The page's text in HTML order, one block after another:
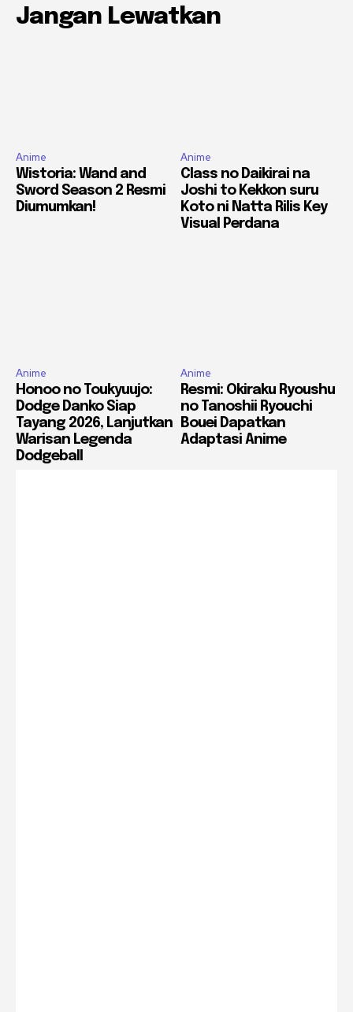
Jangan Lewatkan
Anime
Wistoria: Wand and
Sword Season 2 Resmi
Diumumkan!
Anime
Class no Daikirai na
Joshi to Kekkon suru
Koto ni Natta Rilis Key
Visual Perdana
Anime
Honoo no Toukyuujo:
Dodge Danko Siap
Tayang 2026, Lanjutkan
Warisan Legenda
Dodgeball
Anime
Resmi: Okiraku Ryoushu
no Tanoshii Ryouchi
Bouei Dapatkan
Adaptasi Anime